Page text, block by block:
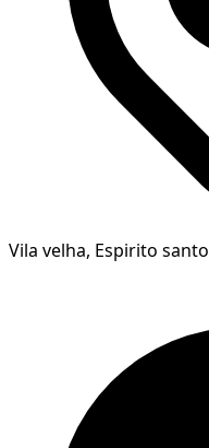
Vila velha, Espirito santo